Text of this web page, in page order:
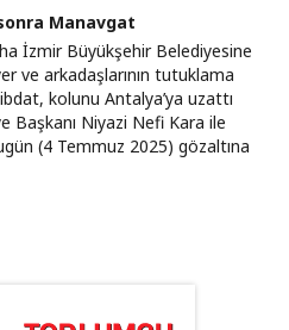
Manavgat
İzmir Büyükşehir Belediyesine
ve arkadaşlarının tutuklama
kolunu Antalya’ya uzattı
Başkanı Niyazi Nefi Kara ile
(4 Temmuz 2025) gözaltına